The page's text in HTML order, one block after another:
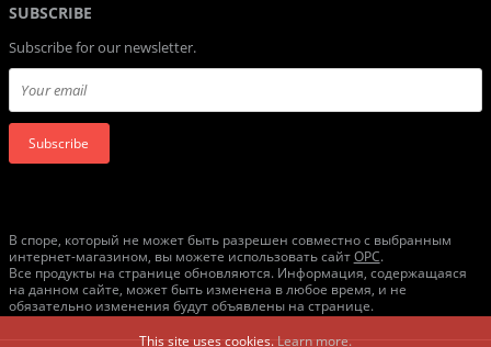
SUBSCRIBE
Subscribe for our newsletter.
Subscribe
В споре, который не может быть разрешен совместно с выбранным
интернет-магазином, вы можете использовать сайтОРС.
Все продукты на странице обновляются. Информация, содержащаяся
на данном сайте, может быть изменена в любое время, и не
обязательно изменения будут объявлены на странице.
This site uses cookies. Learn more.